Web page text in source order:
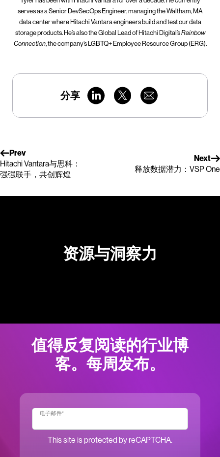
serves as a Senior DevSecOps Engineer, managing the Waltham, MA
data center where Hitachi Vantara engineers build and test our data
storage products. He’s also the Global Lead of Hitachi Digital’sRainbow
Connection, the company’s LGBTQ+ Employee Resource Group (ERG).
分享
Prev
Hitachi Vantara与思科：
强强联手，共创辉煌
Next
释放数据潜力：VSP One
资源与洞察力
值得反复阅读的行业博
客。每周发布。
电子邮件*
This site is protected by reCAPTCHA.